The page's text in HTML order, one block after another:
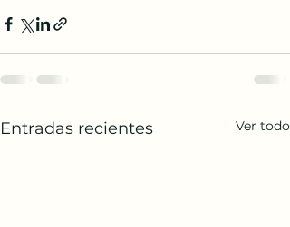
Entradas recientes Ver todo